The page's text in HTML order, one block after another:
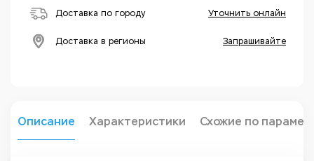
Доставка по городу Уточнить онлайн
Доставка в регионы Запрашивайте
Описание Характеристики Схожие по